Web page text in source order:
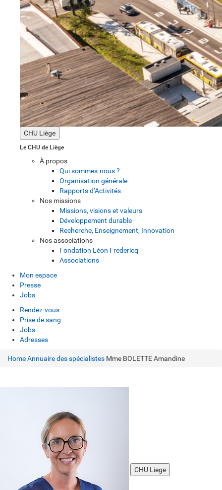
CHU Liège
Le CHU de Liège
À propos
Qui sommes-nous ?
Organisation générale
Rapports d’Activités
Nos missions
Missions, visions et valeurs
Développement durable
Recherche, Enseignement, Innovation
Nos associations
Fondation Léon Fredericq
Associations
Mon espace
Presse
Jobs
Rendez-vous
Prise de sang
Jobs
Adresses
HomeAnnuaire des spécialistes Mme BOLETTE Amandine
CHU Liege